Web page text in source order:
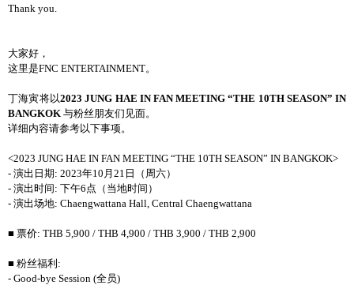
Thank you.
大家好，
这里是FNC ENTERTAINMENT。
丁海寅将以2023 JUNG HAE IN FAN MEETING “THE 10TH SEASON” IN
BANGKOK 与粉丝朋友们见面。
详细内容请参考以下事项。
<2023 JUNG HAE IN FAN MEETING “THE 10TH SEASON” IN BANGKOK>
- 演出日期: 2023年10月21日（周六）
- 演出时间: 下午6点（当地时间）
- 演出场地: Chaengwattana Hall, Central Chaengwattana
■ 票价: THB 5,900 / THB 4,900 / THB 3,900 / THB 2,900
■ 粉丝福利:
- Good-bye Session (全员)